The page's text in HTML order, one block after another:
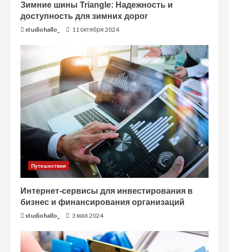
Зимние шины Triangle: Надежность и
доступность для зимних дорог
studiohallo_ 11 октября 2024
Путешествия
Интернет-сервисы для инвестирования в
бизнес и финансирования организаций
studiohallo_ 3 мая 2024